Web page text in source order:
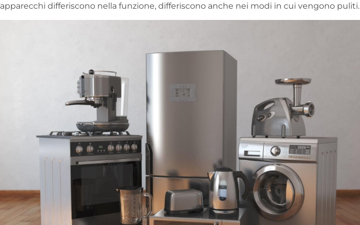
apparecchi differiscono nella funzione, differiscono anche nei modi in cui vengono puliti.